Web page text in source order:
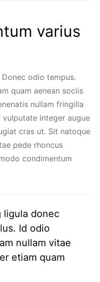
varius
odio tempus.
quam aenean sociis
nullam fringilla
vulputate integer augue
cras ut. Sit natoque
pede rhoncus
condimentum
ligula donec
Id odio
nullam vitae
etiam quam